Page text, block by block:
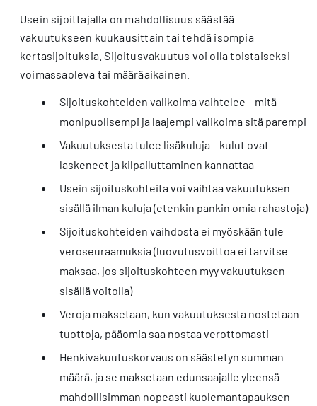
Usein sijoittajalla on mahdollisuus säästää
vakuutukseen kuukausittain tai tehdä isompia
kertasijoituksia. Sijoitusvakuutus voi olla toistaiseksi
voimassaoleva tai määräaikainen.
Sijoituskohteiden valikoima vaihtelee – mitä
monipuolisempi ja laajempi valikoima sitä parempi
Vakuutuksesta tulee lisäkuluja – kulut ovat
laskeneet ja kilpailuttaminen kannattaa
Usein sijoituskohteita voi vaihtaa vakuutuksen
sisällä ilman kuluja (etenkin pankin omia rahastoja)
Sijoituskohteiden vaihdosta ei myöskään tule
veroseuraamuksia (luovutusvoittoa ei tarvitse
maksaa, jos sijoituskohteen myy vakuutuksen
sisällä voitolla)
Veroja maksetaan, kun vakuutuksesta nostetaan
tuottoja, pääomia saa nostaa verottomasti
Henkivakuutuskorvaus on säästetyn summan
määrä, ja se maksetaan edunsaajalle yleensä
mahdollisimman nopeasti kuolemantapauksen